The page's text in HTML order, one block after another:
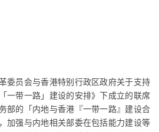
委员会与香港特别行政区政府关于支持
一带一路」建设的安排》下成立的联席
部的「内地与香港『一带一路』建设合
加强与内地相关部委在包括能力建设等